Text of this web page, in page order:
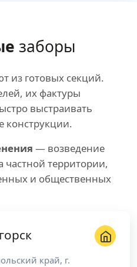
заборы
из готовых секций.
их фактуры
выстраивать
конструкции.
— возведение
территории,
и общественных
край, г.